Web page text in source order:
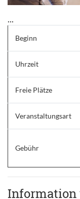
...
Beginn
Uhrzeit
Freie Plätze
Veranstaltungsart
Gebühr
Information